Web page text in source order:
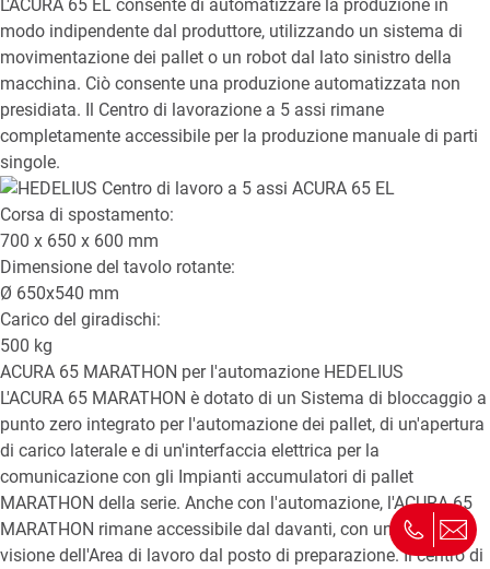
L'ACURA 65 EL consente di automatizzare la produzione in
modo indipendente dal produttore, utilizzando un sistema di
movimentazione dei pallet o un robot dal lato sinistro della
macchina. Ciò consente una produzione automatizzata non
presidiata. Il Centro di lavorazione a 5 assi rimane
completamente accessibile per la produzione manuale di parti
singole.
Corsa di spostamento:
700 x 650 x 600 mm
Dimensione del tavolo rotante:
Ø 650x540 mm
Carico del giradischi:
500 kg
ACURA 65 MARATHON per l'automazione HEDELIUS
L'ACURA 65 MARATHON è dotato di un Sistema di bloccaggio a
punto zero integrato per l'automazione dei pallet, di un'apertura
di carico laterale e di un'interfaccia elettrica per la
comunicazione con gli Impianti accumulatori di pallet
MARATHON della serie. Anche con l'automazione, l'ACURA 65
MARATHON rimane accessibile dal davanti, con una chiara
visione dell'Area di lavoro dal posto di preparazione. Il centro di